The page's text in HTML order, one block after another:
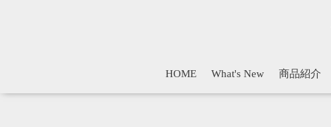
HOME What's New 商品紹介